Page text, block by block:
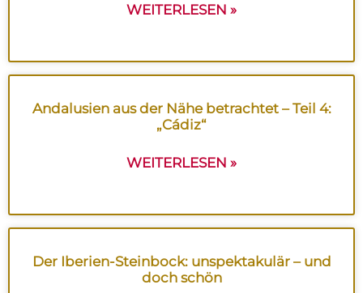
WEITERLESEN »
Andalusien aus der Nähe betrachtet – Teil 4:
„Cádiz“
WEITERLESEN »
Der Iberien-Steinbock: unspektakulär – und
doch schön